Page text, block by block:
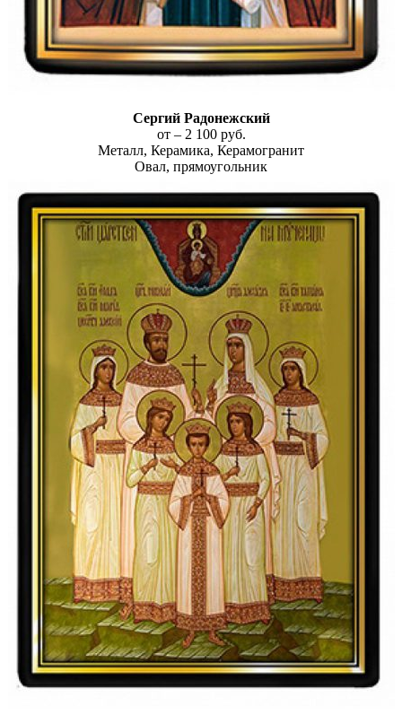
Сергий Радонежский
от – 2 100 руб.
Металл, Керамика, Керамогранит
Овал, прямоугольник